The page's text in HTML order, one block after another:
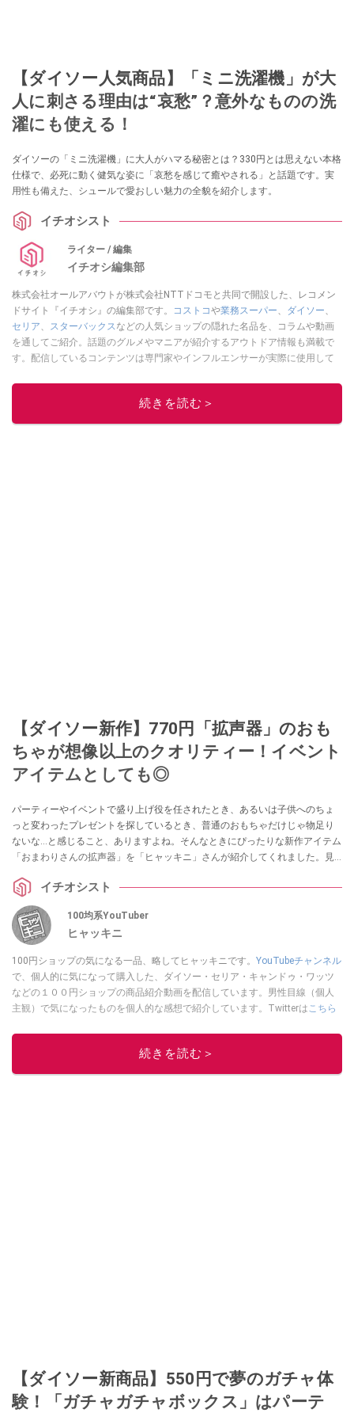
【ダイソー人気商品】「ミニ洗濯機」が大
人に刺さる理由は“哀愁”？意外なものの洗
濯にも使える！
ダイソーの「ミニ洗濯機」に大人がハマる秘密とは？330円とは思えない本格
仕様で、必死に動く健気な姿に「哀愁を感じて癒やされる」と話題です。実
用性も備えた、シュールで愛おしい魅力の全貌を紹介します。
イチオシスト
ライター / 編集
イチオシ編集部
株式会社オールアバウトが株式会社NTTドコモと共同で開設した、レコメン
ドサイト『イチオシ』の編集部です。
コストコや業務スーパー、 ダイソー、
セリア、 スターバックスなどの人気ショップの隠れた名品を、コラムや動画
を通してご紹介。話題のグルメやマニアが紹介するアウトドア情報も満載で
す。配信しているコンテンツは専門家やインフルエンサーが実際に使用して
ニュースでフォロー
続きを読む＞
【ダイソー新作】770円「拡声器」のおも
ちゃが想像以上のクオリティー！イベント
アイテムとしても◎
パーティーやイベントで盛り上げ役を任されたとき、あるいは子供へのちょ
っと変わったプレゼントを探しているとき、普通のおもちゃだけじゃ物足り
ないな…と感じること、ありますよね。そんなときにぴったりな新作アイテム
「おまわりさんの拡声器」を「ヒャッキニ」さんが紹介してくれました。見
す。
イチオシスト
100均系YouTuber
ヒャッキニ
100円ショップの気になる一品、略してヒャッキニです。 YouTubeチャンネル
で、個人的に気になって購入した、ダイソー・セリア・キャンドゥ・ワッツ
などの１００円ショップの商品紹介動画を配信しています。男性目線（個人
主観）で気になったものを個人的な感想で紹介しています。Twitterはこちら
このイチオシストの他の記事を読む
続きを読む＞
【ダイソー新商品】550円で夢のガチャ体
験！「ガチャガチャボックス」はパーテ